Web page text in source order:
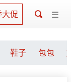
促
鞋子 包包